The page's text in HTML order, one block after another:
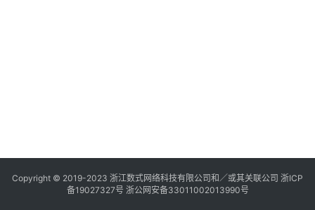
Copyright © 2019-2023 浙江数式网络科技有限公司和／或其关联公司 浙ICP
备19027327号 浙公网安备33011002013990号